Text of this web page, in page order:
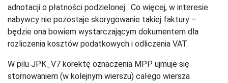
adnotacji o płatności podzielonej. Co więcej, w interesie
nabywcy nie pozostaje skorygowanie takiej faktury –
będzie ona bowiem wystarczającym dokumentem dla
rozliczenia kosztów podatkowych i odliczenia VAT.
W pilu JPK_V7 korektę oznaczenia MPP ujmuje się
stornowaniem (w kolejnym wierszu) całego wiersza